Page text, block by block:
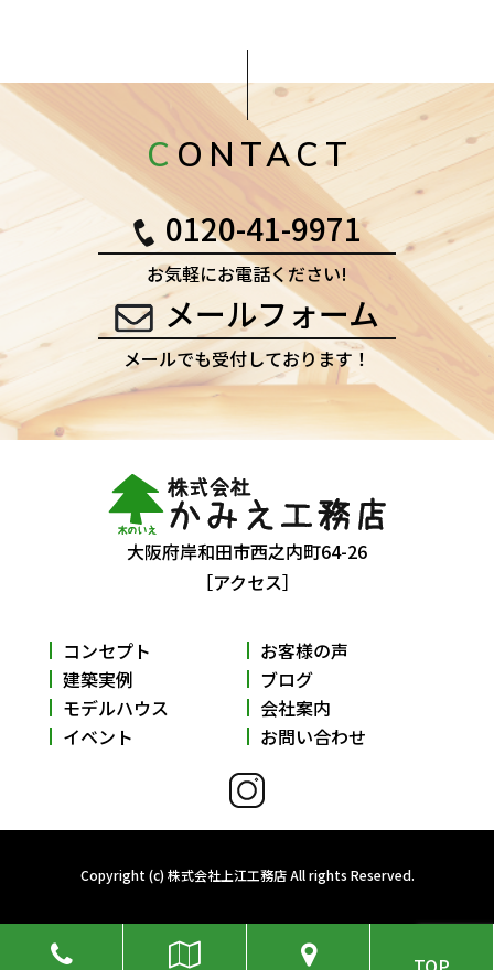
CONTACT
0120-41-9971
お気軽にお電話ください!
メールフォーム
メールでも受付しております！
大阪府岸和田市西之内町64-26
［アクセス］
コンセプト
建築実例
モデルハウス
イベント
お客様の声
ブログ
会社案内
お問い合わせ
Copyright (c) 株式会社上江工務店 All rights Reserved.